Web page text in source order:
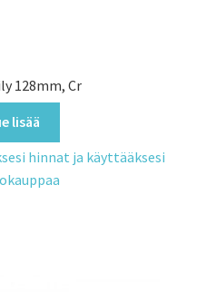
128mm, Cr
lisää
hinnat ja käyttääksesi